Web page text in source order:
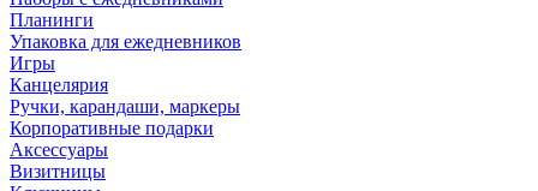
Планинги
Упаковка для ежедневников
Игры
Канцелярия
Ручки, карандаши, маркеры
Корпоративные подарки
Аксессуары
Визитницы